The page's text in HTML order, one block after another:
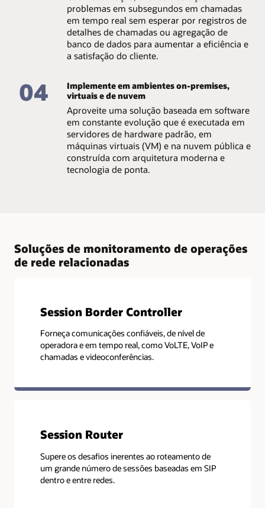
problemas em subsegundos em chamadas
em tempo real sem esperar por registros de
detalhes de chamadas ou agregação de
banco de dados para aumentar a eficiência e
a satisfação do cliente.
04
Implemente em ambientes on-premises,
virtuais e de nuvem
Aproveite uma solução baseada em software
em constante evolução que é executada em
servidores de hardware padrão, em
máquinas virtuais (VM) e na nuvem pública e
construída com arquitetura moderna e
tecnologia de ponta.
Soluções de monitoramento de operações
de rede relacionadas
Session Border Controller
Forneça comunicações confiáveis, de nível de
operadora e em tempo real, como VoLTE, VoIP e
chamadas e videoconferências.
Session Router
Supere os desafios inerentes ao roteamento de
um grande número de sessões baseadas em SIP
dentro e entre redes.